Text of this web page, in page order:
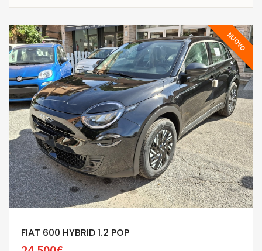
NUOVO
FIAT 600 HYBRID 1.2 POP